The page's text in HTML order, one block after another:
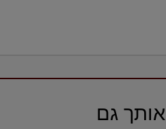
אותך גם